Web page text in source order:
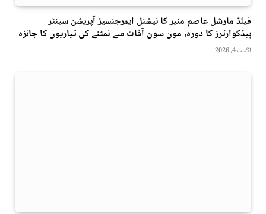
فیلڈ مارشل عاصم منیر کا نیشنل ایمرجنسیز آپریشن سینٹر
ہیڈکوارٹرز کا دورہ، مون سون آفات سے نمٹنے کی تیاریوں کا جائزہ
اگست 4, 2026